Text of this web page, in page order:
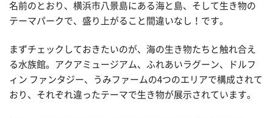
名前のとおり、横浜市八景島にある海と島、そして生き物の
テーマパークで、盛り上がること間違いなし！です。
まずチェックしておきたいのが、海の生き物たちと触れ合え
る水族館。アクアミュージアム、ふれあいラグーン、ドルフ
ィン ファンタジー、うみファームの4つのエリアで構成されて
おり、それぞれ違ったテーマで生き物が展示されています。